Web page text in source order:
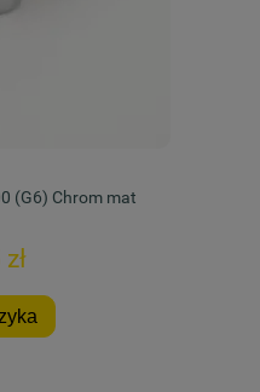
(G6) Chrom mat